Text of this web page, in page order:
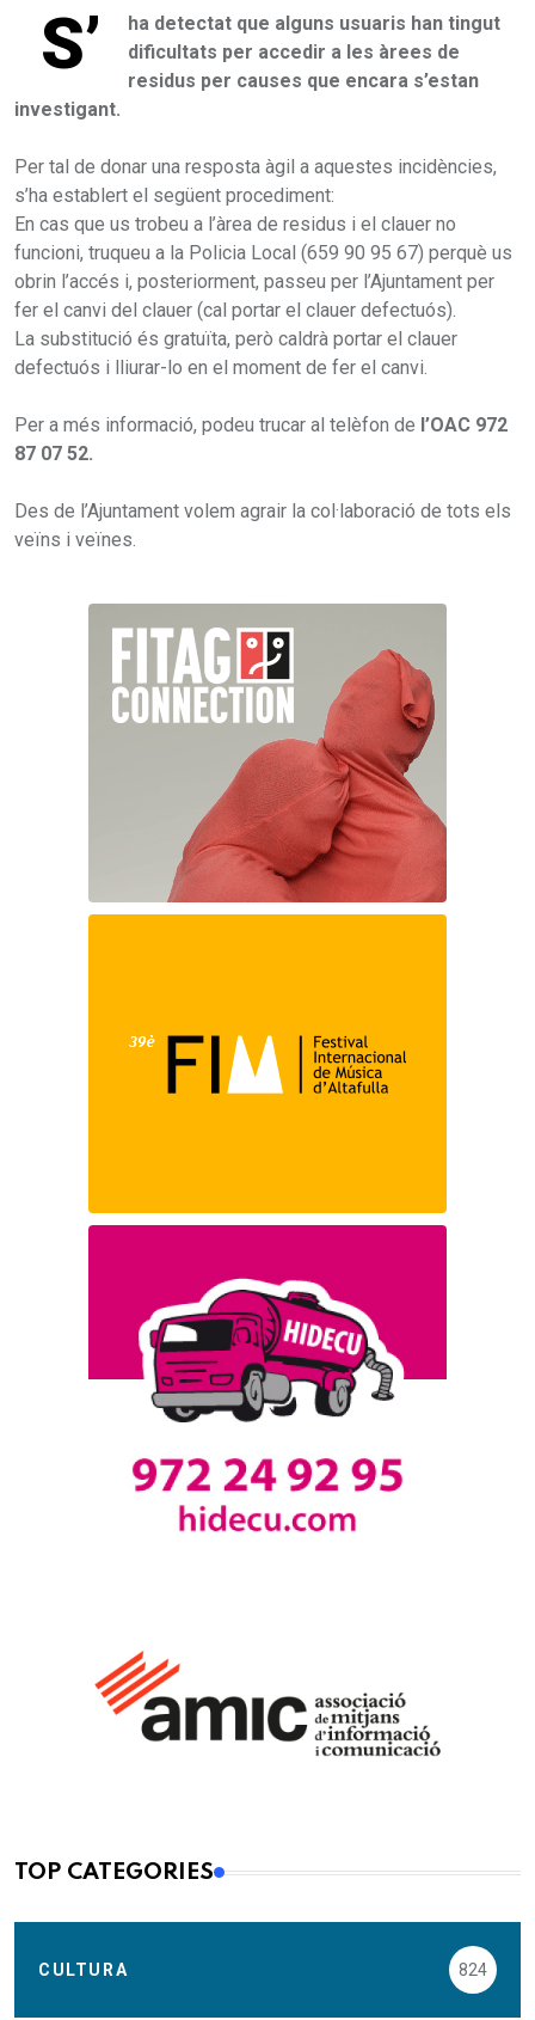
S’
ha detectat que alguns usuaris han tingut
dificultats per accedir a les àrees de
residus per causes que encara s’estan
investigant.
Per tal de donar una resposta àgil a aquestes incidències,
s’ha establert el següent procediment:
En cas que us trobeu a l’àrea de residus i el clauer no
funcioni, truqueu a la Policia Local (659 90 95 67) perquè us
obrin l’accés i, posteriorment, passeu per l’Ajuntament per
fer el canvi del clauer (cal portar el clauer defectuós).
La substitució és gratuïta, però caldrà portar el clauer
defectuós i lliurar-lo en el moment de fer el canvi.
Per a més informació, podeu trucar al telèfon de l’OAC 972
87 07 52.
Des de l’Ajuntament volem agrair la col·laboració de tots els
veïns i veïnes.
TOP CATEGORIES
CULTURA 824